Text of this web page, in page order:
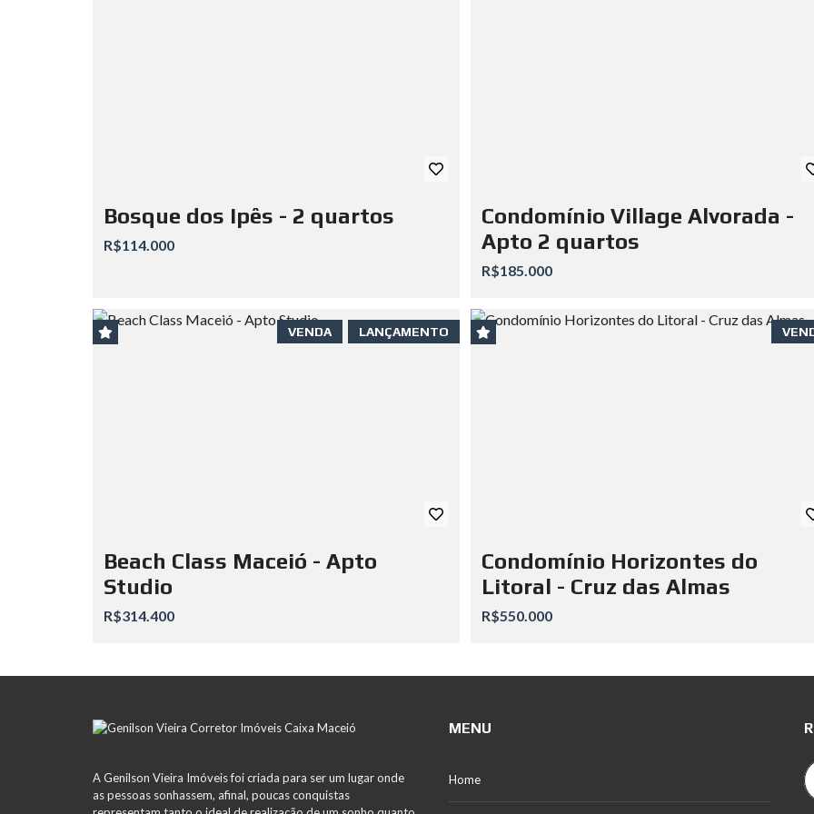
Bosque dos Ipês - 2 quartos
R$114.000
Condomínio Village Alvorada -
Apto 2 quartos
R$185.000
LANÇAMENTO
VENDA
Beach Class Maceió - Apto
Studio
R$314.400
Condomínio Horizontes do
Litoral - Cruz das Almas
R$550.000
A Genilson Vieira Imóveis foi criada para ser um lugar onde
as pessoas sonhassem, afinal, poucas conquistas
MENU
Home